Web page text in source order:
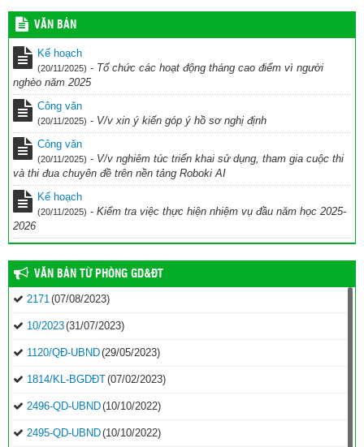
dạy chào mừng Kỷ niệm 43 năm ngày nhà giáo Việt Nam (20/11/1982
– 20/11/2025) năm học 2025-2026
kế hoạch Thi đua chuyên đề ” Đẩy nhanh chuyển đổi số và UDCN
AI trên nền tảng ROBOKI (20/10/2025)
Kế hoạch hoạt động CLB TDTD 2025-2026
VĂN BẢN
Kế hoạch
(20/11/2025) - Tổ chức các hoạt động tháng cao điểm vì người
nghèo năm 2025
Công văn
(20/11/2025) - V/v xin ý kiến góp ý hồ sơ nghị định
Công văn
(20/11/2025) - V/v nghiêm túc triển khai sử dụng, tham gia cuộc thi
và thi đua chuyên đề trên nền tảng Roboki AI
Kế hoạch
(20/11/2025) - Kiểm tra việc thực hiện nhiệm vụ đầu năm học 2025-
2026
VĂN BẢN TỪ PHÒNG GD&ĐT
2171(07/08/2023)
10/2023(31/07/2023)
1120/QĐ-UBND(29/05/2023)
1814/KL-BGDĐT(07/02/2023)
2496-QD-UBND(10/10/2022)
2495-QD-UBND(10/10/2022)